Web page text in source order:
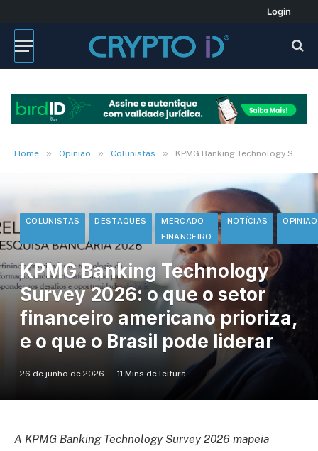
Login
Home » Opinião » Colunistas » KPMG Banking Technology Survey 2026: o que o setor financeiro americano prioriza, e o que o Brasil pode liderar
COLUNISTAS DESTAQUES
MERCADO
FINANCEIRO
NOTÍCIAS OPINIÃO
KPMG Banking Technology
Survey 2026: o que o setor
financeiro americano prioriza,
e o que o Brasil pode liderar
26 de junho de 2026 11 Mins de leitura
A KPMG Banking Technology Survey 2026 mapeia